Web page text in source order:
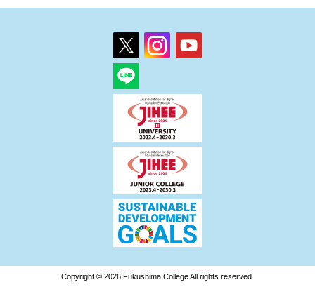
Copyright © 2026 Fukushima College All rights reserved.